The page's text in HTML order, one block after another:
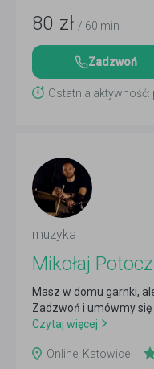
80 zł / 60 min
Zadzwoń
Ostatnia
muzyka
Mikołaj
Masz w domu garnki,
Zadzwoń i umówmy
Czytaj więcej
Online, Katowice